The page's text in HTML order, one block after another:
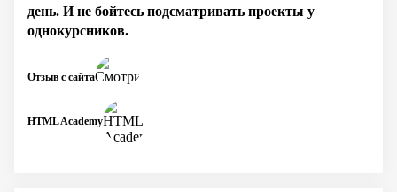
день. И не бойтесь подсматривать проекты у
однокурсников.
HTML Academy
Отзыв с сайта